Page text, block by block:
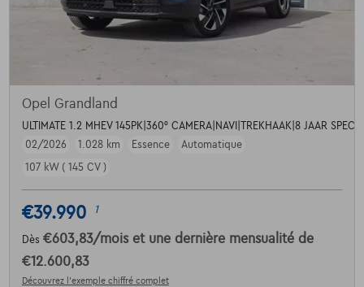
Opel Grandland
ULTIMATE 1.2 MHEV 145PK|360° CAMERA|NAVI|TREKHAAK|8 JAAR
02/2026
1.028 km Essence
Automatique
107 kW ( 145 CV )
€39.990 1
Dès €603,83/mois et une dernière mensualité de
€12.600,83
Découvrez l’exemple chiffré complet